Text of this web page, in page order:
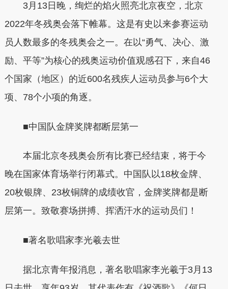
3月13日晚，绚烂的焰火照亮北京夜空，北京
2022年冬残奥会落下帷幕。这是有史以来参赛运动
员人数最多的冬残奥会之一。在以“勇气、决心、激
励、平等”为核心的残奥运动价值观感召下，来自46
个国家（地区）的近600名残疾人运动员参与6个大
项、78个小项的角逐。
■中国队金牌奖牌都断层第一
本届北京冬残奥会所有比赛已经结束，将于今
晚在国家体育场举行闭幕式。中国队以18枚金牌、
20枚银牌、23枚铜牌的成绩收官，金牌奖牌都是断
层第一。致敬赛场拼搏、挥洒汗水的运动员们！
■著名歌唱家李光羲去世
据北京青年报消息，著名歌唱家李光羲于3月13